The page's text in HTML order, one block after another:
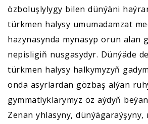
özboluşlylygy bilen dünýäni
türkmen halysy umumadamzat
hazynasynda mynasyp orun alan
nepisligiň nusgasydyr. Dünýäde
türkmen halysy halkymyzyň
onda asyrlardan gözbaş alýan
gymmatlyklarymyz öz aýdyň
Zenan yhlasyny, dünýägaraýşyny,